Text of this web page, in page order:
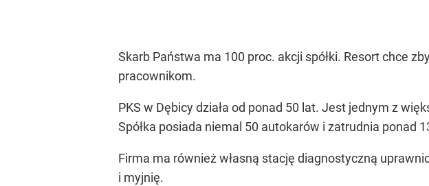
Skarb Państwa ma 100 proc. akcji spółki. Resort chce
pracownikom.
PKS w Dębicy działa od ponad 50 lat. Jest jednym z
Spółka posiada niemal 50 autokarów i zatrudnia ponad
Firma ma również własną stację diagnostyczną
i myjnię.